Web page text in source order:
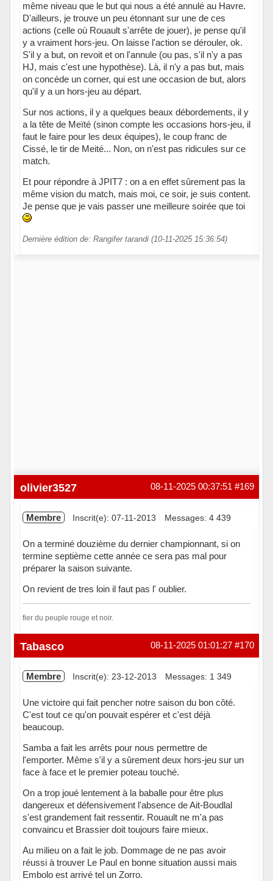
même niveau que le but qui nous a été annulé au Havre.
D'ailleurs, je trouve un peu étonnant sur une de ces
actions (celle où Rouault s'arrête de jouer), je pense qu'il
y a vraiment hors-jeu. On laisse l'action se dérouler, ok.
S'il y a but, on revoit et on l'annule (ou pas, s'il n'y a pas
HJ, mais c'est une hypothèse). Là, il n'y a pas but, mais
on concède un corner, qui est une occasion de but, alors
qu'il y a un hors-jeu au départ.
Sur nos actions, il y a quelques beaux débordements, il y
a la tête de Meïté (sinon compte les occasions hors-jeu, il
faut le faire pour les deux équipes), le coup franc de
Cissé, le tir de Meité... Non, on n'est pas ridicules sur ce
match.
Et pour répondre à JPIT7 : on a en effet sûrement pas la
même vision du match, mais moi, ce soir, je suis content.
Je pense que je vais passer une meilleure soirée que toi
Dernière édition de: Rangifer tarandi (10-11-2025 15:36:54)
#169
08-11-2025 00:37:51
olivier3527
Membre Inscrit(e): 07-11-2013 Messages: 4 439
On a terminé douzième du dernier championnant, si on
termine septième cette année ce sera pas mal pour
préparer la saison suivante.
On revient de tres loin il faut pas l' oublier.
fier du peuple rouge et noir.
Hors ligne #170
08-11-2025 01:01:27
Tabasco
Membre Inscrit(e): 23-12-2013 Messages: 1 349
Une victoire qui fait pencher notre saison du bon côté.
C'est tout ce qu'on pouvait espérer et c'est déjà
beaucoup.
Samba a fait les arrêts pour nous permettre de
l'emporter. Même s'il y a sûrement deux hors-jeu sur un
face à face et le premier poteau touché.
On a trop joué lentement à la baballe pour être plus
dangereux et défensivement l'absence de Ait-Boudlal
s'est grandement fait ressentir. Rouault ne m'a pas
convaincu et Brassier doit toujours faire mieux.
Au milieu on a fait le job. Dommage de ne pas avoir
réussi à trouver Le Paul en bonne situation aussi mais
Embolo est arrivé tel un Zorro.